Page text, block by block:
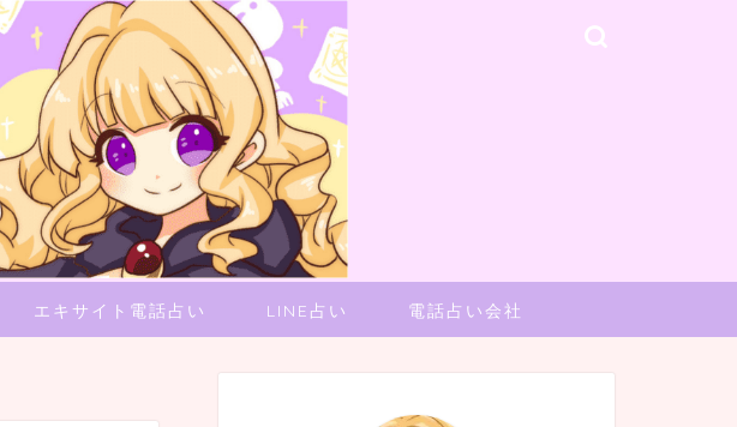
エキサイト電話占い LINE占い 電話占い会社